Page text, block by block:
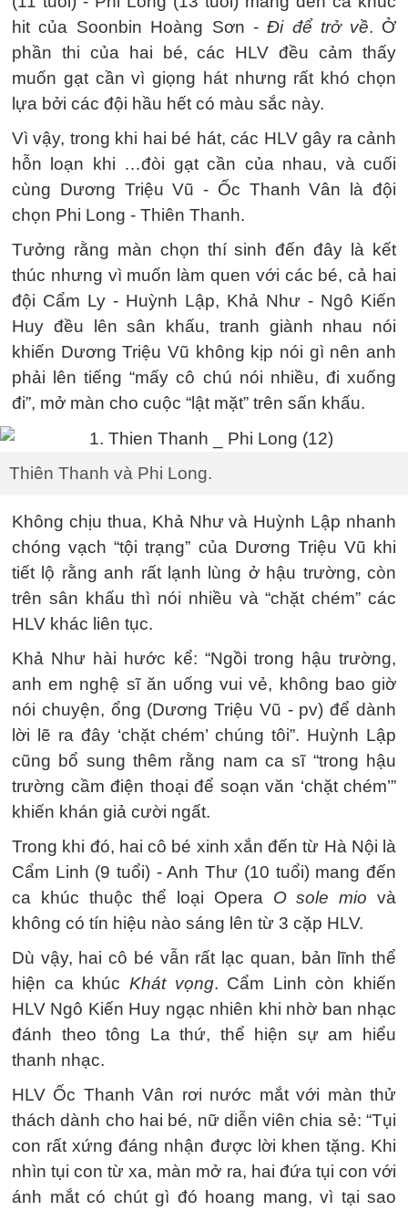
hit của Soonbin Hoàng Sơn - Đi để trở về. Ở
phần thi của hai bé, các HLV đều cảm thấy
muốn gạt cần vì giọng hát nhưng rất khó chọn
lựa bởi các đội hầu hết có màu sắc này.
Vì vậy, trong khi hai bé hát, các HLV gây ra cảnh
hỗn loạn khi …đòi gạt cần của nhau, và cuối
cùng Dương Triệu Vũ - Ốc Thanh Vân là đội
chọn Phi Long - Thiên Thanh.
Tưởng rằng màn chọn thí sinh đến đây là kết
thúc nhưng vì muốn làm quen với các bé, cả hai
đội Cẩm Ly - Huỳnh Lập, Khả Như - Ngô Kiến
Huy đều lên sân khấu, tranh giành nhau nói
khiến Dương Triệu Vũ không kịp nói gì nên anh
phải lên tiếng “mấy cô chú nói nhiều, đi xuống
đi”, mở màn cho cuộc “lật mặt” trên sấn khấu.
Thiên Thanh và Phi Long.
Không chịu thua, Khả Như và Huỳnh Lập nhanh
chóng vạch “tội trạng” của Dương Triệu Vũ khi
tiết lộ rằng anh rất lạnh lùng ở hậu trường, còn
trên sân khấu thì nói nhiều và “chặt chém” các
HLV khác liên tục.
Khả Như hài hước kể: “Ngồi trong hậu trường,
anh em nghệ sĩ ăn uống vui vẻ, không bao giờ
nói chuyện, ổng (Dương Triệu Vũ - pv) để dành
lời lẽ ra đây ‘chặt chém’ chúng tôi”. Huỳnh Lập
cũng bổ sung thêm rằng nam ca sĩ “trong hậu
trường cầm điện thoại để soạn văn ‘chặt chém’”
khiến khán giả cười ngất.
Trong khi đó, hai cô bé xinh xắn đến từ Hà Nội là
Cẩm Linh (9 tuổi) - Anh Thư (10 tuổi) mang đến
ca khúc thuộc thể loại Opera O sole mio và
không có tín hiệu nào sáng lên từ 3 cặp HLV.
Dù vậy, hai cô bé vẫn rất lạc quan, bản lĩnh thể
hiện ca khúc Khát vọng. Cẩm Linh còn khiến
HLV Ngô Kiến Huy ngạc nhiên khi nhờ ban nhạc
đánh theo tông La thứ, thể hiện sự am hiểu
thanh nhạc.
HLV Ốc Thanh Vân rơi nước mắt với màn thử
thách dành cho hai bé, nữ diễn viên chia sẻ: “Tụi
con rất xứng đáng nhận được lời khen tặng. Khi
nhìn tụi con từ xa, màn mở ra, hai đứa tụi con với
ánh mắt có chút gì đó hoang mang, vì tại sao